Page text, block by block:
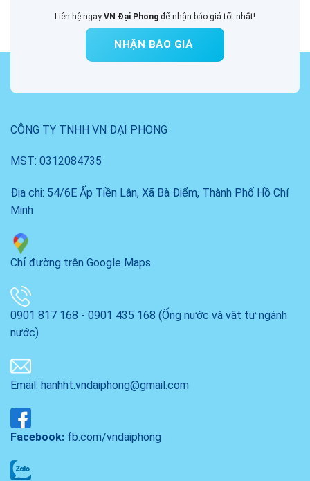
Liên hệ ngay VN Đại Phong để nhận báo giá tốt nhất!
NHẬN BÁO GIÁ
CÔNG TY TNHH VN ĐẠI PHONG
MST: 0312084735
Địa chi: 54/6E Ấp Tiền Lân, Xã Bà Điểm, Thành Phố Hồ Chí
Minh
Chỉ đường trên Google Maps
0901 817 168 - 0901 435 168 (Ống nước và vật tư ngành
nước)
Email: hanhht.vndaiphong@gmail.com
Facebook: fb.com/vndaiphong